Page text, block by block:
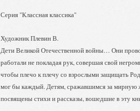
Серия "Классная классика"
Художник Плевин В.
Дети Великой Отечественной войны… Они
работали не покладая рук, совершая свой
чтобы плечо к плечу со взрослыми защищать
мог бы каждый. Детям, сражавшимся за мирную
посвящены стихи и рассказы, вошедшие в эту